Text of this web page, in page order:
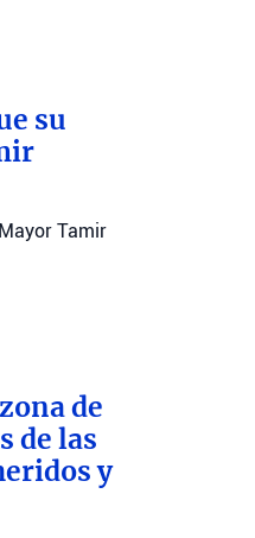
su
Tamir
de
de las
y